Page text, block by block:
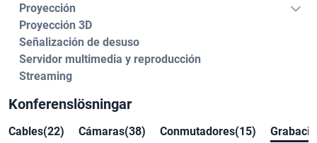
Proyección
Proyección 3D
Señalización de desuso
Servidor multimedia y reproducción
Streaming
Konferenslösningar
Cables(22) Cámaras(38) Conmutadores(15)